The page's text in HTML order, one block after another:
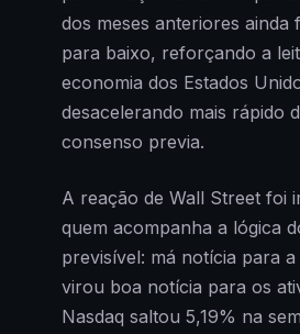
dos meses anteriores ainda
para baixo, reforçando a
economia dos Estados
desacelerando mais rápido
consenso previa.
A reação de Wall Street foi
quem acompanha a lógica
previsível: má notícia para
virou boa notícia para os
Nasdaq saltou 5,19% na